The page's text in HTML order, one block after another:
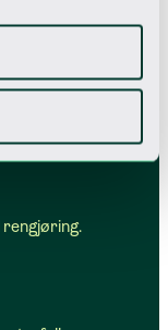
vil sikre
bruke